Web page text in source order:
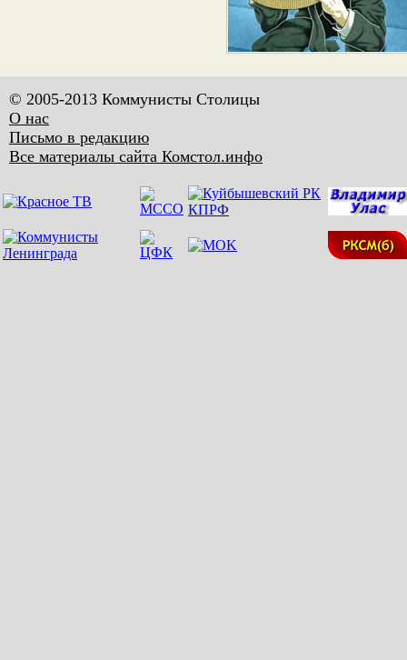
© 2005-2013 Коммунисты Столицы
О нас
Письмо в редакцию
Все материалы сайта Комстол.инфо